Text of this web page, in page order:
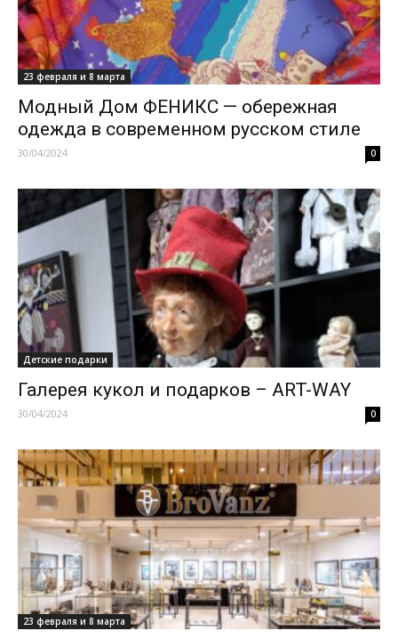
23 февраля и 8 марта
Модный Дом ФЕНИКС — обережная
одежда в современном русском стиле
30/04/2024 0
Детские подарки
Галерея кукол и подарков – ART-WAY
30/04/2024 0
23 февраля и 8 марта